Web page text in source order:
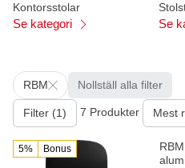
Kontorsstolar
Se kategori Se
RBM Nollställ alla filter
Filter (1) 7 Produkter Mest
5% Bonus